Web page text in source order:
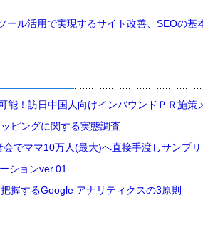
ール活用で実現するサイト改善、SEOの
能！訪日中国人向けインバウンドＰＲ施策
ピングに関する実態調査
でママ10万人(最大)へ直接手渡しサンプ
ションver.01
握するGoogle アナリティクスの3原則